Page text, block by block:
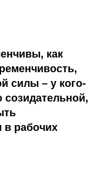
как
силы – у кого-
созидательной,
в рабочих